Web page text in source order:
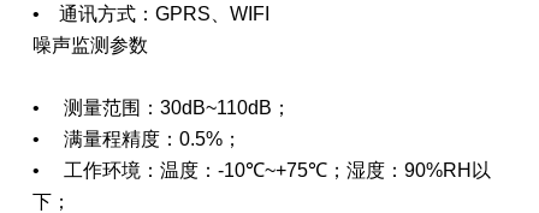
• 通讯方式：GPRS、WIFI
噪声监测参数
• 测量范围：30dB~110dB；
• 满量程精度：0.5%；
• 工作环境：温度：-10℃~+75℃；湿度：90%RH以
下；